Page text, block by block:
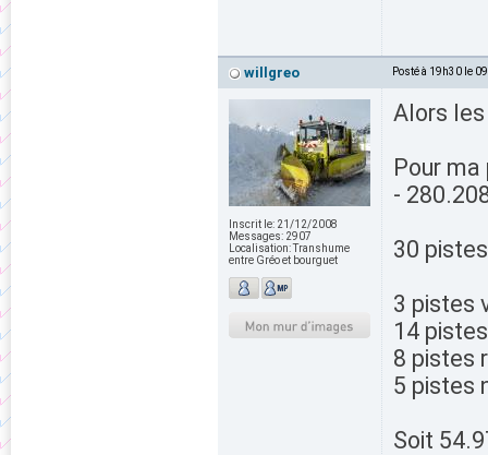
willgreo Posté à 19h30 le
Inscrit le: 21/12/2008
Messages: 2907
Localisation:Transhume
entre Gréo et bourguet
Alors les
Pour ma
-
30
3 pistes
14
8 pistes
5 pistes
Soit